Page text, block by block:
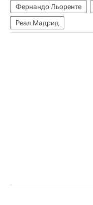
Фернандо Льоренте
Реал Мадрид